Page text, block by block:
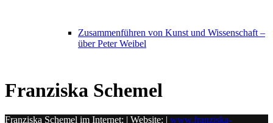
Zusammenführen von Kunst und Wissenschaft –
über Peter Weibel
Franziska Schemel
Franziska Schemel im Internet: | Website: | www.franziska-